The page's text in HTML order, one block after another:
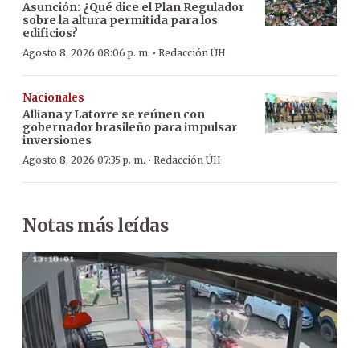
Asunción: ¿Qué dice el Plan Regulador
sobre la altura permitida para los
edificios?
Agosto 8, 2026 08:06 p. m. · Redacción ÚH
Nacionales
Alliana y Latorre se reúnen con
gobernador brasileño para impulsar
inversiones
Agosto 8, 2026 07:35 p. m. · Redacción ÚH
Notas más leídas